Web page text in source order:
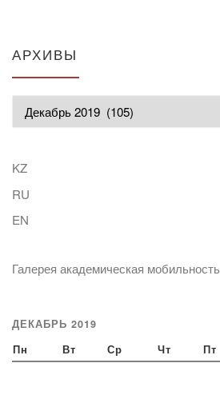
АРХИВЫ
KZ
RU
EN
Галерея академическая мобильность
ДЕКАБРЬ 2019
Пн Вт Ср Чт Пт